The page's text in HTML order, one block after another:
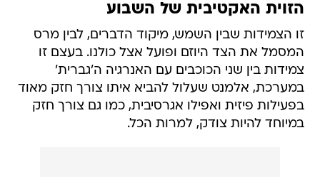
הזוית האקטיבית של השבוע
זו הצמידות שבין השמש, מיקוד הדברים, לבין מרס
המסמל את הצד היוזם ופועל אצל כולנו. בעצם זו
צמידות בין שני הכוכבים עם האנרגיה ה'גברית'
במערכת, אלמנט שעלול להביא איתו צורך חזק מאוד
בפעילות פיזית ואפילו אגרסיבית, כמו גם צורך חזק
במיוחד להיות צודק, למרות הכל.